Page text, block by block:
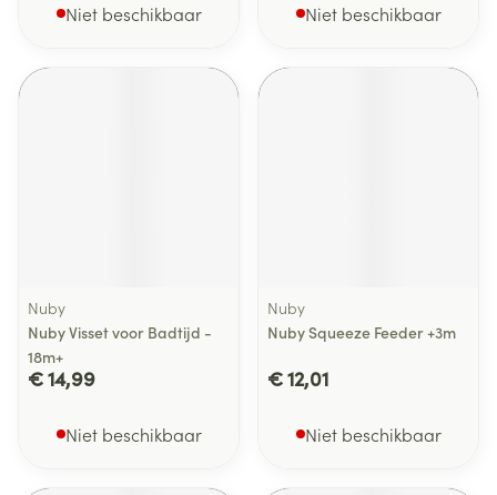
Niet beschikbaar Niet beschikbaar
Nuby
Nuby Visset voor Badtijd -
18m+
€ 14,99
Niet beschikbaar
Nuby
Nuby Squeeze Feeder +3m
€ 12,01
Niet beschikbaar